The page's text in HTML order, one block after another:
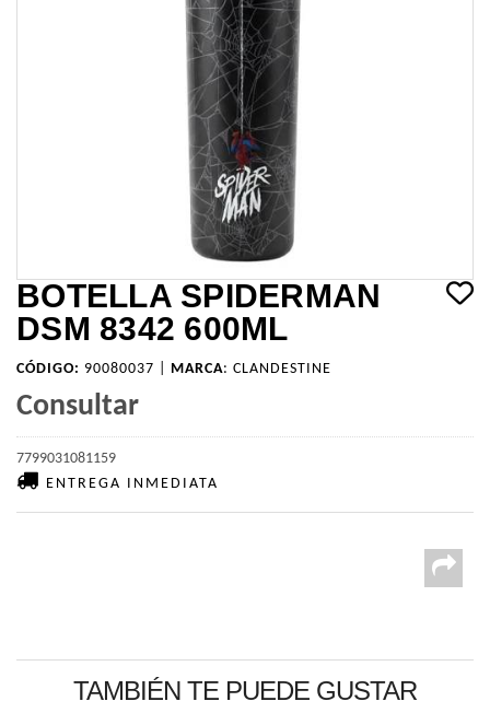
BOTELLA SPIDERMAN
DSM 8342 600ML
CÓDIGO: 90080037 | MARCA: CLANDESTINE
Consultar
7799031081159
ENTREGA INMEDIATA
TAMBIÉN TE PUEDE GUSTAR